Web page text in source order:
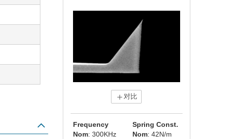
对比
Frequency
Nom: 300KHz
Spring Const.
Nom: 42N/m